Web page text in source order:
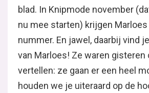
blad. In Knipmode november
nu mee starten) krijgen
nummer. En jawel, daarbij vind
van Marloes! Ze waren
vertellen: ze gaan er een heel
houden we je uiteraard op de